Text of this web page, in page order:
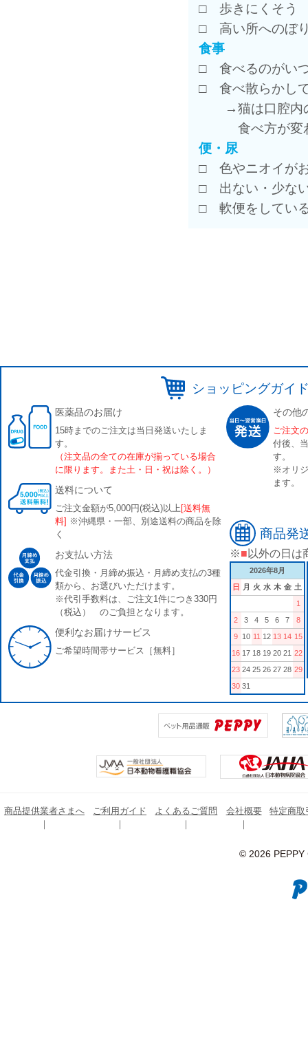
□ 歩きにくそう
□ 高い所へのぼ
食事
□ 食べるのがい
□ 食べ散らかし
→猫は口腔内の
食べ方が変わ
便・尿
□ 色やニオイが
□ 出ない・少な
□ 軟便をしてい
ショッピングガイ
医薬品のお届け
15時までのご注文は当日発送いたしま
す。
（注文品の全ての在庫が揃っている場合
に限ります。また土・日・祝は除く。）
送料について
ご注文金額が5,000円(税込)以上 [送料無
料] ※沖縄県・一部、別途送料の商品を除
く
お支払い方法
代金引換・月締め振込・月締め支払の3種
類から、お選びいただけます。
※代引手数料は、ご注文1件につき330円
（税込） のご負担となります。
便利なお届けサービス
ご希望時間帯サービス［無料］
その他
ご注文
付後、
す。
※オリ
ます。
商品発
※■ 以外の日は
2026年8月
日
月 火 水 木 金 土
1
2
3 4 5 6 7
8
9 10 11 12 13 14 15
16 17 18 19 20 21 22
23 24 25 26 27 28 29
30 31
商品提供業者さまへ ご利用ガイド よくあるご質問 会社概要 特定商取
© 2026 PEPPY